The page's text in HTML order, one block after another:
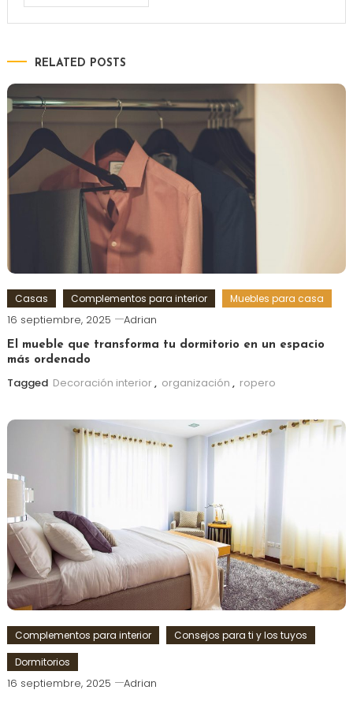
RELATED POSTS
Casas Complementos para interior Muebles para casa
16 septiembre, 2025 Adrian
El mueble que transforma tu dormitorio en un espacio
más ordenado
Tagged Decoración interior, organización , ropero
Complementos para interior
Consejos para ti y los tuyos
Dormitorios
16 septiembre, 2025 Adrian